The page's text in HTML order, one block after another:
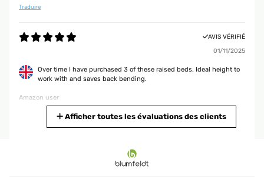
Traduire
AVIS VÉRIFIÉ
01/11/2025
Over time I have purchased 3 of these raised beds. Ideal height to
work with and saves back bending.
Amazon user
Afficher toutes les évaluations des clients